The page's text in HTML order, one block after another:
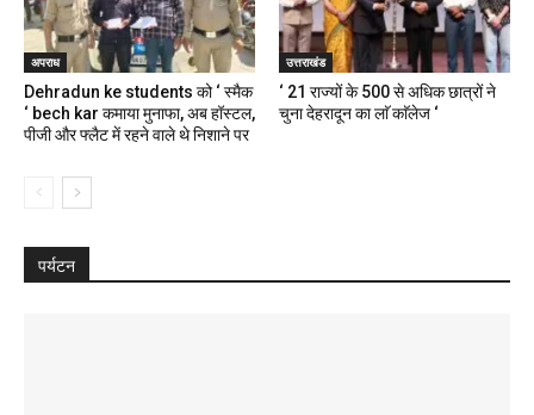
अपराध
Dehradun ke students को ‘ स्मैक
‘ bech kar कमाया मुनाफा, अब हॉस्टल,
पीजी और फ्लैट में रहने वाले थे निशाने पर
उत्तराखंड
‘ 21 राज्यों के 500 से अधिक छात्रों ने
चुना देहरादून का लाॅ काॅलेज ‘
पर्यटन